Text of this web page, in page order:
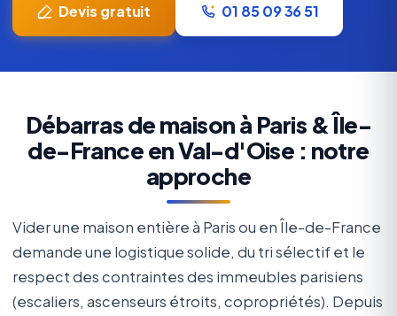
Devis gratuit 01 85 09 36 51
Débarras de maison à Paris & Île-
de-France en Val-d'Oise : notre
approche
Vider une maison entière à Paris ou en Île-de-France
demande une logistique solide, du tri sélectif et le
respect des contraintes des immeubles parisiens
(escaliers, ascenseurs étroits, copropriétés). Depuis